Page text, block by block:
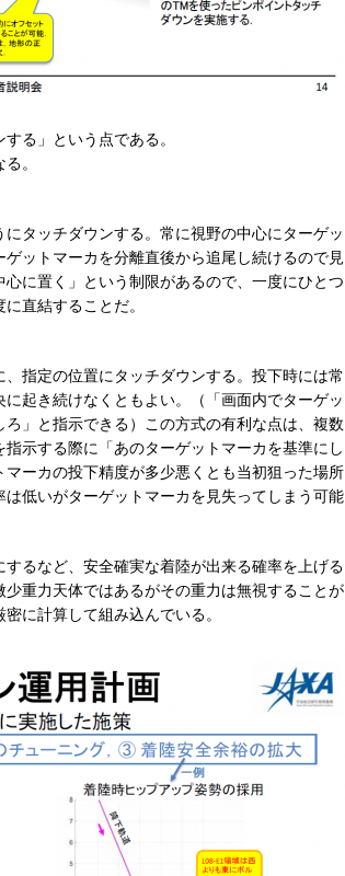
る」という点である。
。
タッチダウンする。常に視野の中心にターゲッ
ットマーカを分離直後から追尾し続けるので見
に置く」という制限があるので、一度にひとつ
直結することだ。
指定の位置にタッチダウンする。投下時には常
起き続けなくともよい。（「画面内でターゲッ
」と指示できる）この方式の有利な点は、複数
示する際に「あのターゲットマーカを基準にし
ーカの投下精度が多少悪くとも当初狙った場所
低いがターゲットマーカを見失ってしまう可能
るなど、安全確実な着陸が出来る確率を上げる
重力天体ではあるがその重力は無視することが
に計算して組み込んでいる。